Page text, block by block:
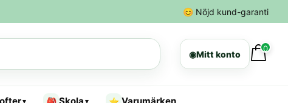
😊 Nöjd kund-garanti
◉Mitt konto
0
▾ ▾